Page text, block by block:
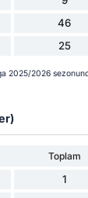
46
25
2026
Toplam
1